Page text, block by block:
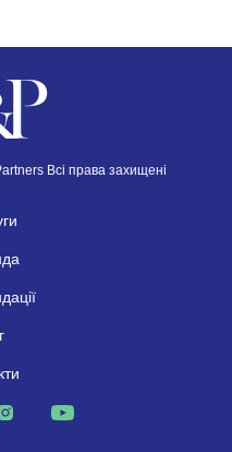
Всі права захищені